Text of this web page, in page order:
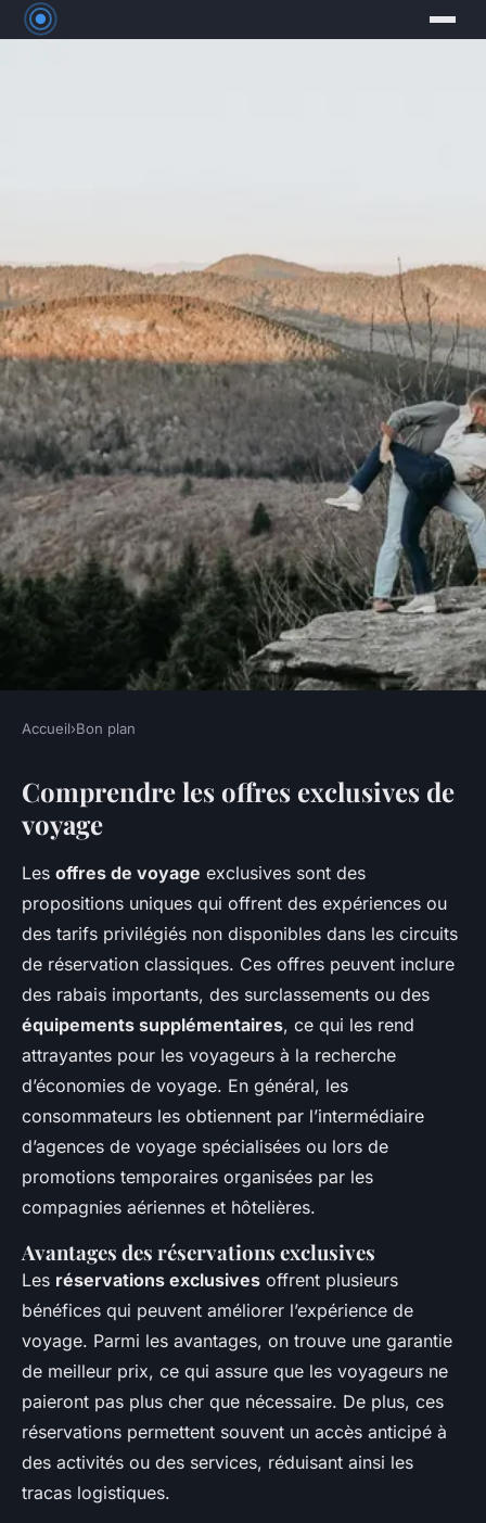
BON PLAN
10 pièges à éviter lors de la
réservation d'offres exclusives
de voyage
Tom• 26 novembre 2024• 2 min de lecture
Accueil›Bon plan
Comprendre les offres exclusives de
voyage
Les offres de voyage exclusives sont des
propositions uniques qui offrent des expériences ou
des tarifs privilégiés non disponibles dans les circuits
de réservation classiques. Ces offres peuvent inclure
des rabais importants, des surclassements ou des
équipements supplémentaires, ce qui les rend
attrayantes pour les voyageurs à la recherche
d’économies de voyage. En général, les
consommateurs les obtiennent par l’intermédiaire
d’agences de voyage spécialisées ou lors de
promotions temporaires organisées par les
compagnies aériennes et hôtelières.
Avantages des réservations exclusives
Les réservations exclusives offrent plusieurs
bénéfices qui peuvent améliorer l’expérience de
voyage. Parmi les avantages, on trouve une garantie
de meilleur prix, ce qui assure que les voyageurs ne
paieront pas plus cher que nécessaire. De plus, ces
réservations permettent souvent un accès anticipé à
des activités ou des services, réduisant ainsi les
tracas logistiques.